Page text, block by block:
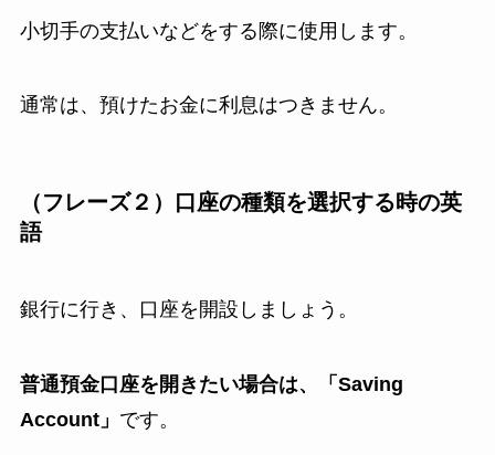
小切手の支払いなどをする際に使用します。
通常は、預けたお金に利息はつきません。
（フレーズ２）口座の種類を選択する時の英
語
銀行に行き、口座を開設しましょう。
普通預金口座を開きたい場合は、「Saving
Account」 です。